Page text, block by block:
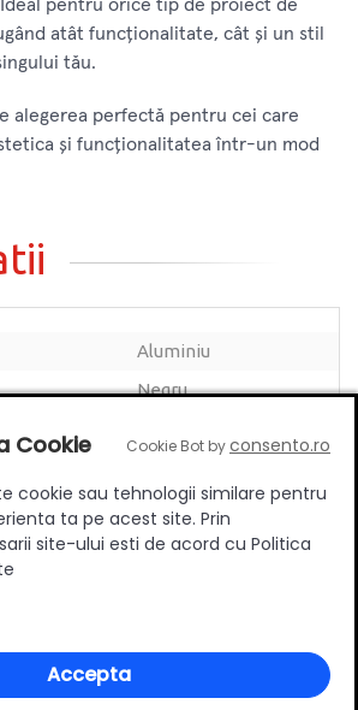
Ideal pentru orice tip de proiect de
atât funcționalitate, cât și un stil
tău.
alegerea perfectă pentru cei care
și funcționalitatea într-un mod
Aluminiu
Negru
produsul?
Cookie Cookie Bot byconsento.ro
cookie sau tehnologii similare pentru
ta pe acest site. Prin
site-ului esti de acord cu Politica
Accepta